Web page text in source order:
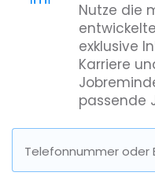
Nutze die
exklusive
Karriere
passende
Telefonnummer oder